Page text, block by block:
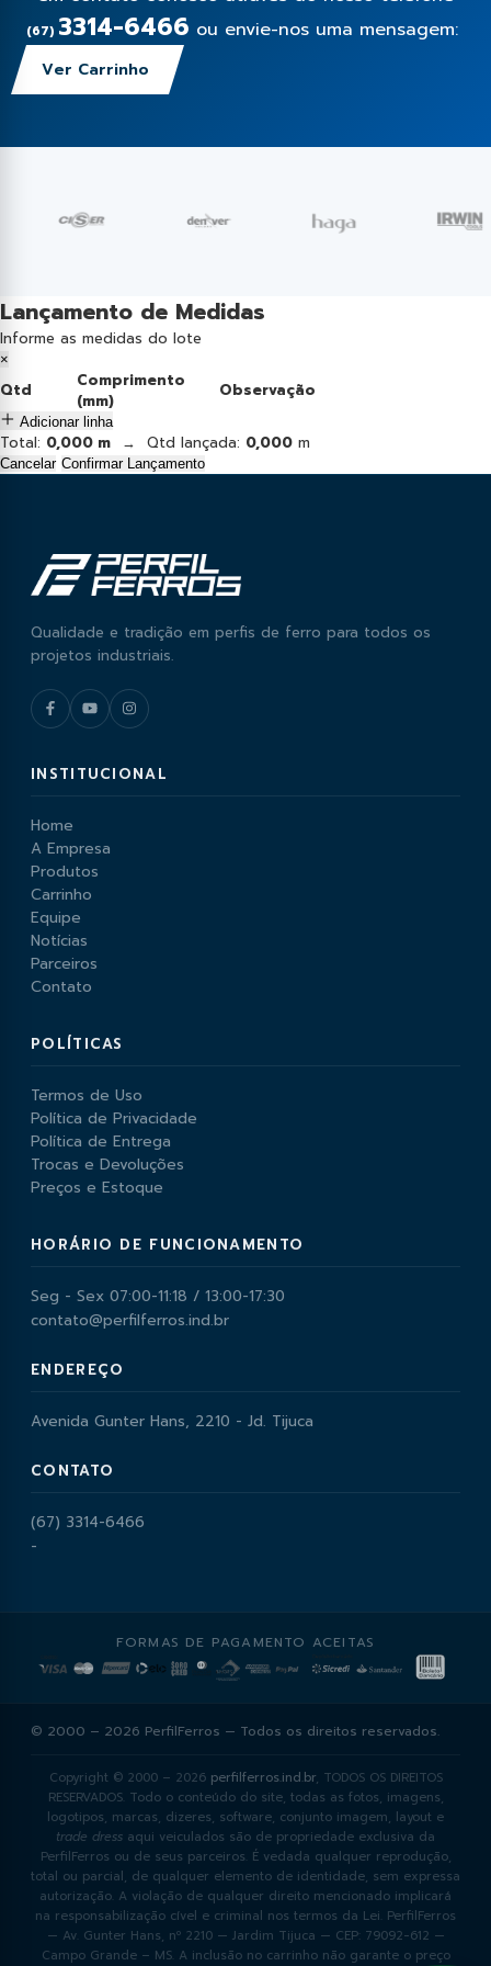
(67) 3314-6466 ou envie-nos uma mensagem:
Ver Carrinho
Lançamento de Medidas
Informe as medidas do lote
×
Qtd
Comprimento
(mm)
Observação
Adicionar linha
Total: 0,000 m → Qtd lançada: 0,000 m
Cancelar Confirmar Lançamento
Qualidade e tradição em perfis de ferro para todos os
projetos industriais.
INSTITUCIONAL
Home
A Empresa
Produtos
Carrinho
Equipe
Notícias
Parceiros
Contato
POLÍTICAS
Termos de Uso
Política de Privacidade
Política de Entrega
Trocas e Devoluções
Preços e Estoque
HORÁRIO DE FUNCIONAMENTO
Seg - Sex 07:00-11:18 / 13:00-17:30
contato@perfilferros.ind.br
ENDEREÇO
Avenida Gunter Hans, 2210 - Jd. Tijuca
CONTATO
(67) 3314-6466
-
FORMAS DE PAGAMENTO ACEITAS
© 2000 – 2026 PerfilFerros — Todos os direitos reservados.
Copyright © 2000 – 2026 perfilferros.ind.br, TODOS OS DIREITOS
RESERVADOS. Todo o conteúdo do site, todas as fotos, imagens,
logotipos, marcas, dizeres, software, conjunto imagem, layout e
trade dress aqui veiculados são de propriedade exclusiva da
PerfilFerros ou de seus parceiros. É vedada qualquer reprodução,
total ou parcial, de qualquer elemento de identidade, sem expressa
autorização. A violação de qualquer direito mencionado implicará
na responsabilização cível e criminal nos termos da Lei. PerfilFerros
— Av. Gunter Hans, nº 2210 — Jardim Tijuca — CEP: 79092-612 —
Campo Grande – MS. A inclusão no carrinho não garante o preço